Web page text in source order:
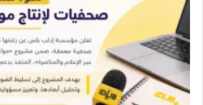
مجريات الأحداث في الشمال
السوري ليوم الإثنين الموافق 25
شباط 2019
25 فبراير، 2019
في "مقالات"